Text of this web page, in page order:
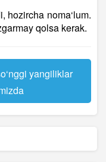
hozircha noma‘lum.
qolsa kerak.
yangiliklar